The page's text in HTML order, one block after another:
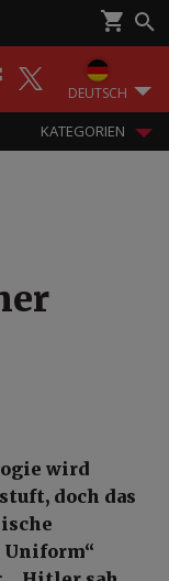
DEUTSCH
KATEGORIEN
wird
doch das
Uniform“